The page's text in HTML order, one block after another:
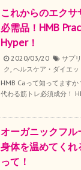
これからのエクサ
必需品！HMB
Hyper！
2020/03/20 サプ
ク, ヘルスケア・ダイエッ
HMB Caって知ってますか
代わる筋トレ必須成分！
オーガニックフル
身体を温めてくれ
って！